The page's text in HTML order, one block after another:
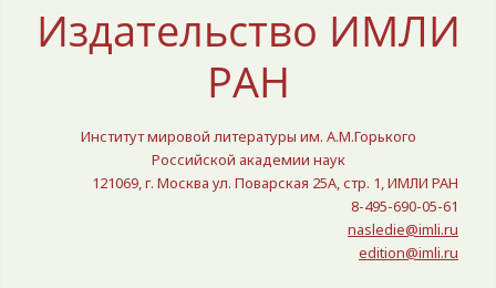
Издательство ИМЛИ
РАН
Институт мировой литературы им. А.М.Горького
Российской академии наук
121069, г. Москва ул. Поварская 25A, стр. 1, ИМЛИ РАН
8-495-690-05-61
nasledie@imli.ru
edition@imli.ru